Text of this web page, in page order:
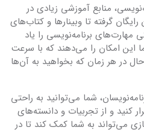
منابع آموزشی زیادی در
گرفته تا وبینارها و کتاب‌های
برنامه‌نویسی را یاد
این امکان را می‌دهند که با سرعت
در هر زمان که بخواهید به آن‌ها
شما می‌توانید به راحتی
کنید و از تجربیات و دانسته‌های
می‌تواند به شما کمک کند تا در